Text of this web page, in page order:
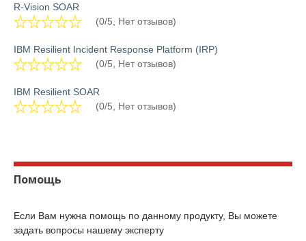
R-Vision SOAR
(0/5, Нет отзывов)
IBM Resilient Incident Response Platform (IRP)
(0/5, Нет отзывов)
IBM Resilient SOAR
(0/5, Нет отзывов)
Помощь
Если Вам нужна помощь по данному продукту, Вы можете
задать вопросы нашему эксперту